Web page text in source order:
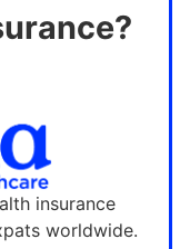
insurance
worldwide.